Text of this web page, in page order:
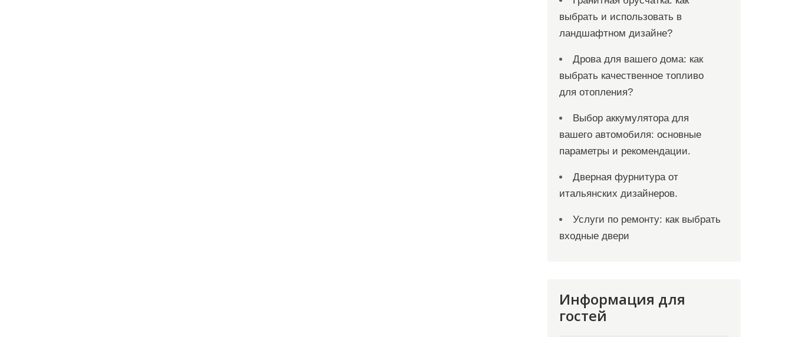
выбрать и использовать в
ландшафтном дизайне?
Дрова для вашего дома: как
выбрать качественное топливо
для отопления?
Выбор аккумулятора для
вашего автомобиля: основные
параметры и рекомендации.
Дверная фурнитура от
итальянских дизайнеров.
Услуги по ремонту: как выбрать
входные двери
Информация для
гостей